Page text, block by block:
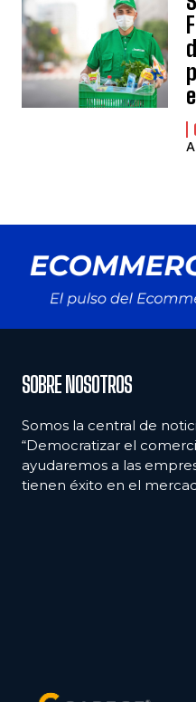
SOBRE NOSOTROS
Somos la central de
“Democratizar el
ayudaremos a las
tienen éxito en el